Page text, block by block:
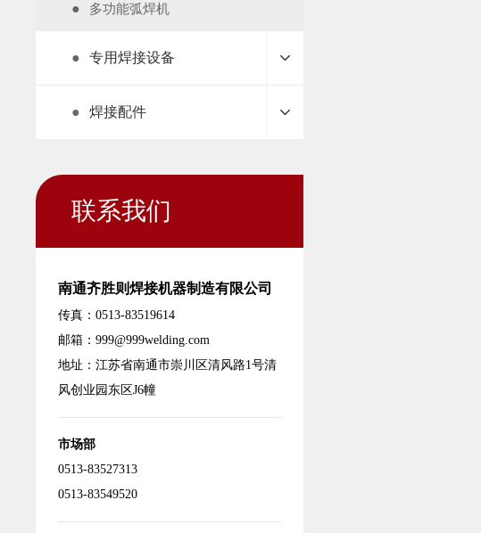
● 多功能弧焊机
● 专用焊接设备
● 焊接配件
联系我们
南通齐胜则焊接机器制造有限公司
传真：0513-83519614
邮箱：999@999welding.com
地址：江苏省南通市崇川区清风路1号清
风创业园东区J6幢
市场部
0513-83527313
0513-83549520